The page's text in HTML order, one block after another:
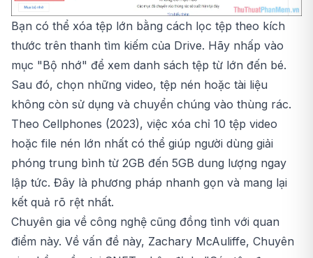
Bạn có thể xóa tệp lớn bằng cách lọc tệp theo kích
thước trên thanh tìm kiếm của Drive. Hãy nhấp vào
mục "Bộ nhớ" để xem danh sách tệp từ lớn đến bé.
Sau đó, chọn những video, tệp nén hoặc tài liệu
không còn sử dụng và chuyển chúng vào thùng rác.
Theo Cellphones (2023), việc xóa chỉ 10 tệp video
hoặc file nén lớn nhất có thể giúp người dùng giải
phóng trung bình từ 2GB đến 5GB dung lượng ngay
lập tức. Đây là phương pháp nhanh gọn và mang lại
kết quả rõ rệt nhất.
Chuyên gia về công nghệ cũng đồng tình với quan
điểm này. Về vấn đề này, Zachary McAuliffe, Chuyên